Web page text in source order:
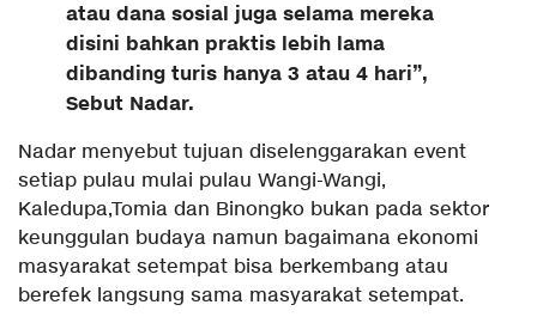
atau dana sosial juga selama mereka
disini bahkan praktis lebih lama
dibanding turis hanya 3 atau 4 hari”,
Sebut Nadar.
Nadar menyebut tujuan diselenggarakan event
setiap pulau mulai pulau Wangi-Wangi,
Kaledupa,Tomia dan Binongko bukan pada sektor
keunggulan budaya namun bagaimana ekonomi
masyarakat setempat bisa berkembang atau
berefek langsung sama masyarakat setempat.